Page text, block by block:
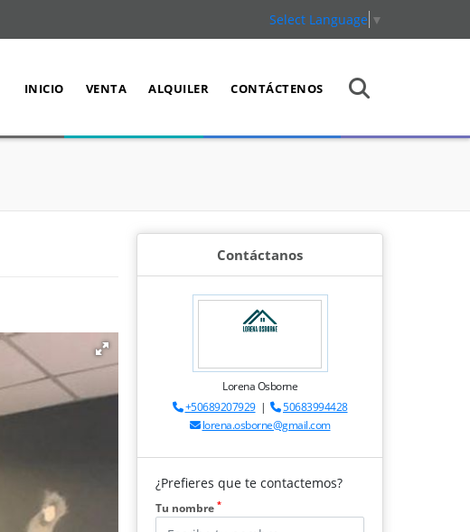
Select Language ▼
INICIO VENTA ALQUILER CONTÁCTENOS
Contáctanos
Lorena Osborne
+50689207929|
50683994428
lorena.osborne@gmail.com
¿Prefieres que te contactemos?
Tu nombre *